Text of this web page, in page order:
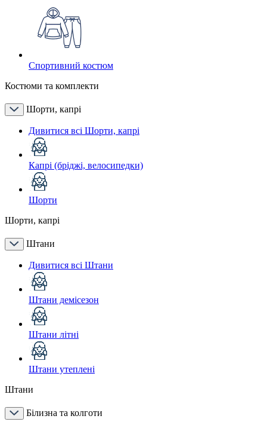
Спортивний костюм
Костюми та комплекти
Шорти, капрі
Дивитися всі Шорти, капрі
Капрі (бріджі, велосипедки)
Шорти
Шорти, капрі
Штани
Дивитися всі Штани
Штани демісезон
Штани літні
Штани утеплені
Штани
Білизна та колготи